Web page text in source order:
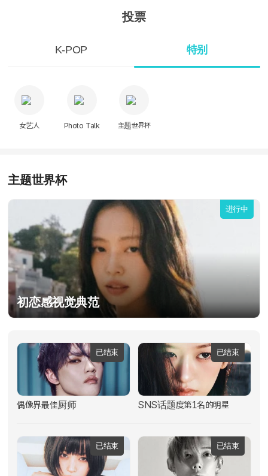
投票
K-POP 特别
女艺人 Photo Talk 主题世界杯
主题世界杯
初恋感视觉典范
进行中
已结束
偶像界最佳厨师
已结束
SNS话题度第1名的明星
已结束 已结束